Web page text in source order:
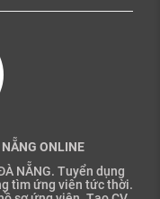
ONLINE
NẴNG. Tuyển dụng
tìm ứng viên tức thời.